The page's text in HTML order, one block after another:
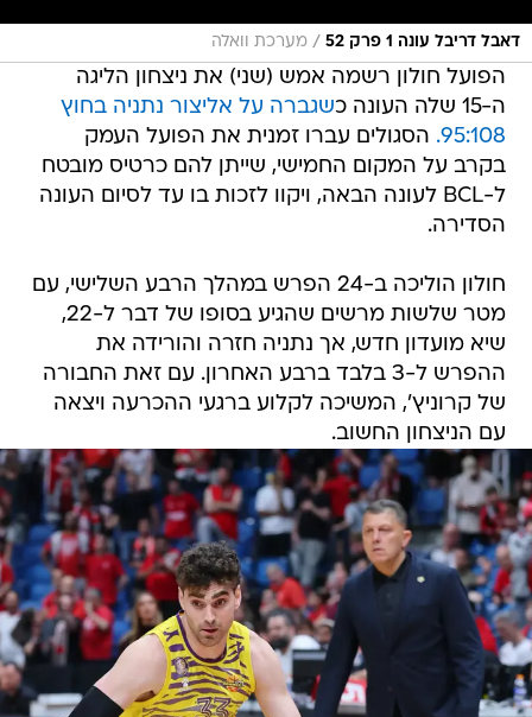
דאבל דריבל עונה 1 פרק 52 / מערכת וואלה
הפועל חולון רשמה אמש (שני) את ניצחון הליגה
ה-15 שלה העונה כ
שגברה על אליצור נתניה בחוץ
95:108. הסגולים עברו זמנית את הפועל העמק
בקרב על המקום החמישי, שייתן להם כרטיס מובטח
ל-BCL לעונה הבאה, ויקוו לזכות בו עד לסיום העונה
הסדירה.
חולון הוליכה ב-24 הפרש במהלך הרבע השלישי, עם
מטר שלשות מרשים שהגיע בסופו של דבר ל-22,
שיא מועדון חדש, אך נתניה חזרה והורידה את
ההפרש ל-3 בלבד ברבע האחרון. עם זאת החבורה
של קרוניץ', המשיכה לקלוע ברגעי ההכרעה ויצאה
עם הניצחון החשוב.